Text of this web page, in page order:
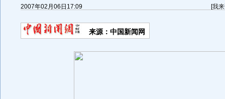
2007年02月06日17:09 [我
来源：中国新闻网